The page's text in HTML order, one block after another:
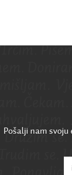
Pošalji nam